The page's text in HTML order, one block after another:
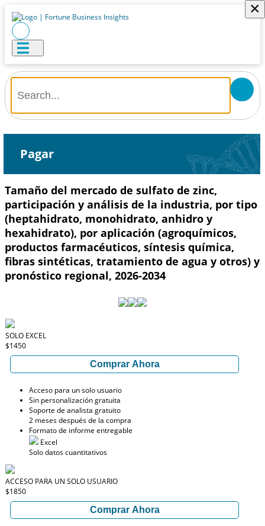
×
Pagar
Tamaño del mercado de sulfato de zinc,
participación y análisis de la industria, por tipo
(heptahidrato, monohidrato, anhidro y
hexahidrato), por aplicación (agroquímicos,
productos farmacéuticos, síntesis química,
fibras sintéticas, tratamiento de agua y otros) y
pronóstico regional, 2026-2034
SOLO EXCEL
$1450
Comprar Ahora
Acceso para un solo usuario
Sin personalización gratuita
Soporte de analista gratuito
2 meses después de la compra
Formato de informe entregable
Excel
Solo datos cuantitativos
ACCESO PARA UN SOLO USUARIO
$1850
Comprar Ahora